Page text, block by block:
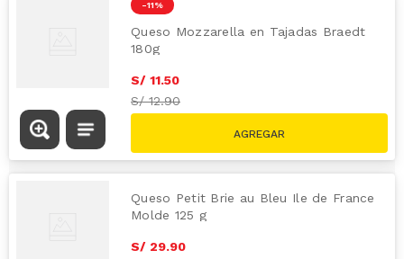
-11 %
Queso Mozzarella en Tajadas Braedt
180g
S/ 11.50
S/12.90
Queso Petit Brie au Bleu Ile de France
Molde 125 g
S/ 29.90